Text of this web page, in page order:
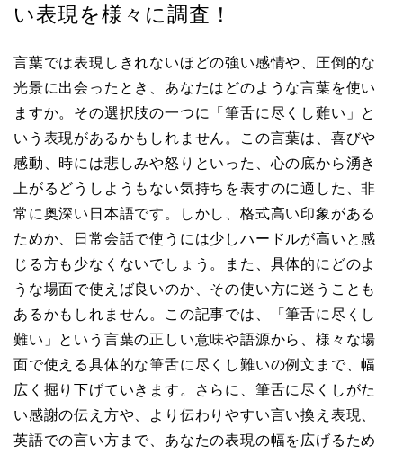
い表現を様々に調査！
言葉では表現しきれないほどの強い感情や、圧倒的な
光景に出会ったとき、あなたはどのような言葉を使い
ますか。その選択肢の一つに「筆舌に尽くし難い」と
いう表現があるかもしれません。この言葉は、喜びや
感動、時には悲しみや怒りといった、心の底から湧き
上がるどうしようもない気持ちを表すのに適した、非
常に奥深い日本語です。しかし、格式高い印象がある
ためか、日常会話で使うには少しハードルが高いと感
じる方も少なくないでしょう。また、具体的にどのよ
うな場面で使えば良いのか、その使い方に迷うことも
あるかもしれません。この記事では、「筆舌に尽くし
難い」という言葉の正しい意味や語源から、様々な場
面で使える具体的な筆舌に尽くし難いの例文まで、幅
広く掘り下げていきます。さらに、筆舌に尽くしがた
い感謝の伝え方や、より伝わりやすい言い換え表現、
英語での言い方まで、あなたの表現の幅を広げるため